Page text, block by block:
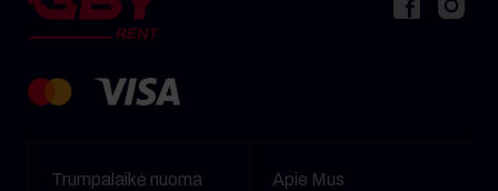
Trumpalaikė nuoma
Apie Mus